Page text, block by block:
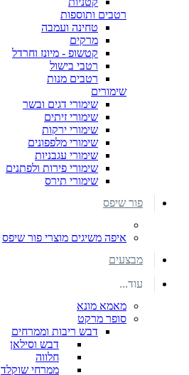
רטבים ותוספות
טחינה ועמבה
מרקים
קטשופ - מיונז וחרדל
רטבי בישול
רטבים מנות
שימורים
שימורי דגים ובשר
שימורי זיתים
שימורי ירקות
שימורי מלפפונים
שימורי עגבניות
שימורי פירות ולפתנים
שימורי תירס
פור שיפס
איפה משיגים מוצרי פור שיפס
מבצעים
עוד...
מאמא מונא
סופר מרקט
דבש ריבות וממרחים
דבש וסילאן
חלווה
ממרחי שוקלד